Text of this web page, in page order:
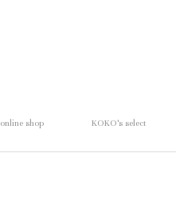
online shop KOKO's select